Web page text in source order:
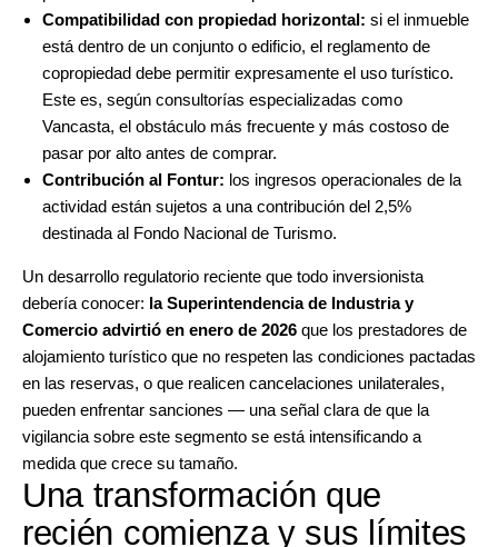
Compatibilidad con propiedad horizontal: si el inmueble
está dentro de un conjunto o edificio, el reglamento de
copropiedad debe permitir expresamente el uso turístico.
Este es, según consultorías especializadas como
Vancasta, el obstáculo más frecuente y más costoso de
pasar por alto antes de comprar.
Contribución al Fontur: los ingresos operacionales de la
actividad están sujetos a una contribución del 2,5%
destinada al Fondo Nacional de Turismo.
Un desarrollo regulatorio reciente que todo inversionista
debería conocer: la Superintendencia de Industria y
Comercio advirtió en enero de 2026 que los prestadores de
alojamiento turístico que no respeten las condiciones pactadas
en las reservas, o que realicen cancelaciones unilaterales,
pueden enfrentar sanciones — una señal clara de que la
vigilancia sobre este segmento se está intensificando a
medida que crece su tamaño.
Una transformación que
recién comienza y sus límites